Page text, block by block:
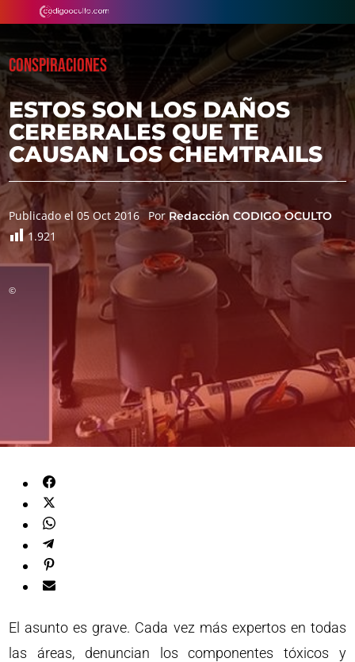
CONSPIRACIONES
ESTOS SON LOS DAÑOS
CEREBRALES QUE TE
CAUSAN LOS CHEMTRAILS
Publicado el 05 Oct 2016 Por Redacción CODIGO OCULTO
1.921
©
El asunto es grave. Cada vez más expertos en todas
las áreas, denuncian los componentes tóxicos y